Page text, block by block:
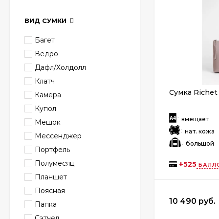
Сумка Richet
: вмещает
: нат. кожа
: большой
+525
10 490 руб.
ВИД СУМКИ
Багет
Ведро
Дафл/Холдолл
Клатч
Камера
Купол
Мешок
Мессенджер
Портфель
Полумесяц
Планшет
Поясная
Папка